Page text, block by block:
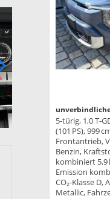
5-türig, 1,0 T-
(101 PS), 999
Frontantrieb,
Benzin,
kombiniert 5,9
Emission
CO₂-Klasse D,
Metallic,